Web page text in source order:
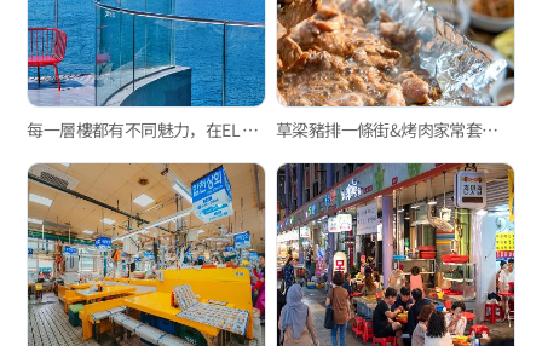
每一層樓都有不同魅力，在EL 16.52欣賞最特別的松島海景 草梁豬排一條街&烤肉家常套餐一條街